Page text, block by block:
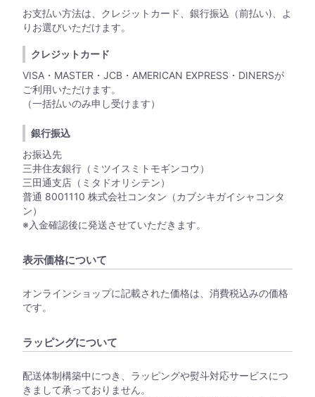
お支払い方法は、クレジットカード、銀行振込（前払い)、よ
りお選びいただけます。
クレジットカード
VISA・MASTER・JCB・AMERICAN EXPRESS・DINERSが
ご利用いただけます。
（一括払いのみ申し受けます）
銀行振込
お振込先
三井住友銀行（ミツイスミトモギンコウ）
三田通支店（ミタドオリシテン）
普通 8001110 株式会社コンタン（カブシキガイシャコンタ
ン）
※入金確認後に発送させていただきます。
表示価格について
オンラインショップに記載された価格は、消費税込みの価格
です。
ラッピングについて
配送体制構築中につき、ラッピングや熨斗対応サービスにつ
きまして承っておりません。